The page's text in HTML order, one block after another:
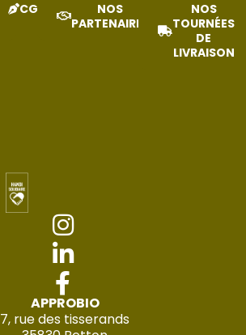
CGV
NOS
PARTENAIRES
NOS
TOURNÉES
DE
LIVRAISON
APPROBIO
7, rue des tisserands